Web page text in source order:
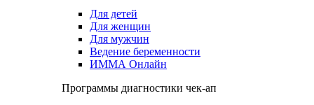
Для детей
Для женщин
Для мужчин
Ведение беременности
ИММА Онлайн
Программы диагностики чек-ап